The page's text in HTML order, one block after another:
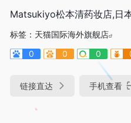
Matsukiyo松本清药妆店,日
标签： 天猫国际海外旗舰店
0
0 0
链接直达 手机查看